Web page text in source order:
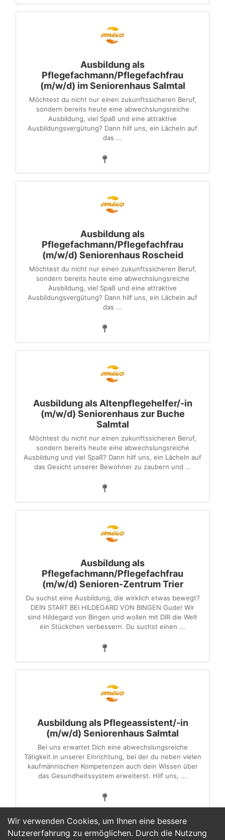
Wir verwenden Cookies, um Ihnen eine bessere
Nutzererfahrung zu ermöglichen. Durch die Nutzung
Ausbildung als
Pflegefachmann/Pflegefachfrau
(m/w/d) im Seniorenhaus Salmtal
Möchtest du nicht nur einen zukunftssicheren Beruf,
sondern bereits heute eine abwechslungsreiche
Ausbildung, viel Spaß und eine attraktive
Ausbildungsvergütung? Dann hilf uns, ein Lächeln auf
das ...
Ausbildung als
Pflegefachmann/Pflegefachfrau
(m/w/d) Seniorenhaus Roscheid
Möchtest du nicht nur einen zukunftssicheren Beruf,
sondern bereits heute eine abwechslungsreiche
Ausbildung, viel Spaß und eine attraktive
Ausbildungsvergütung? Dann hilf uns, ein Lächeln auf
das ...
Ausbildung als Altenpflegehelfer/-in
(m/w/d) Seniorenhaus zur Buche
Salmtal
Möchtest du nicht nur einen zukunftssicheren Beruf,
sondern bereits heute eine abwechslungsreiche
Ausbildung und viel Spaß? Dann hilf uns, ein Lächeln auf
das Gesicht unserer Bewohner zu zaubern und ...
Ausbildung als
Pflegefachmann/Pflegefachfrau
(m/w/d) Senioren-Zentrum Trier
Du suchst eine Ausbildung, die wirklich etwas bewegt?
DEIN START BEI HILDEGARD VON BINGEN Gude! Wir
sind Hildegard von Bingen und wollen mit DIR die Welt
ein Stückchen verbessern. Du suchst einen ...
Ausbildung als Pflegeassistent/-in
(m/w/d) Seniorenhaus Salmtal
Bei uns erwartet Dich eine abwechslungsreiche
Tätigkeit in unserer Einrichtung, bei der du neben vielen
kaufmännischen Kompetenzen auch dein Wissen über
das Gesundheitssystem erweiterst. Hilf uns, ...